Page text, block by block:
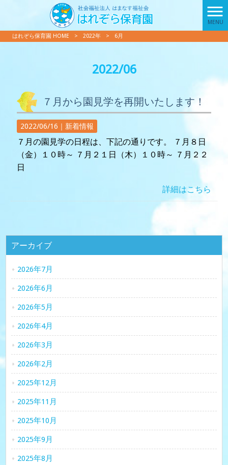
MENU
はれぞら保育園 HOME > 2022年 > 6月
2022/06
７月から園見学を再開いたします！
2022/06/16｜ 新着情報
７月の園見学の日程は、下記の通りです。 ７月８日
（金）１０時～ ７月２１日（木）１０時～ ７月２２
日
詳細はこちら
アーカイブ
2026年7月
2026年6月
2026年5月
2026年4月
2026年3月
2026年2月
2025年12月
2025年11月
2025年10月
2025年9月
2025年8月